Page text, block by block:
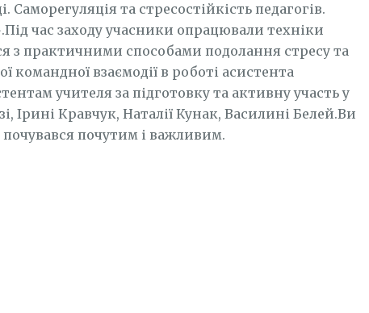
Саморегуляція та стресостійкість педагогів.
час заходу учасники опрацювали техніки
з практичними способами подолання стресу та
командної взаємодії в роботі асистента
учителя за підготовку та активну участь у
Ірині Кравчук, Наталії Кунак, Василині Белей.Ви
почутим і важливим.